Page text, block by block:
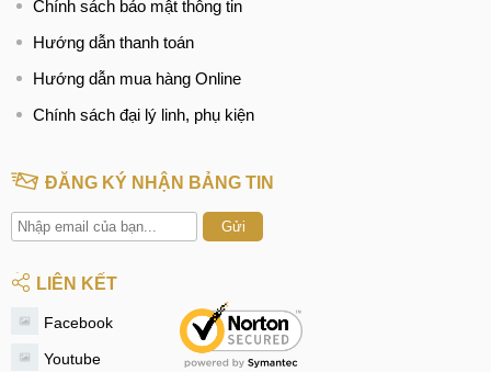
Chính sách bảo mật thông tin
Hướng dẫn thanh toán
Hướng dẫn mua hàng Online
Chính sách đại lý linh, phụ kiện
ĐĂNG KÝ NHẬN BẢNG TIN
Gửi
LIÊN KẾT
Facebook
Youtube